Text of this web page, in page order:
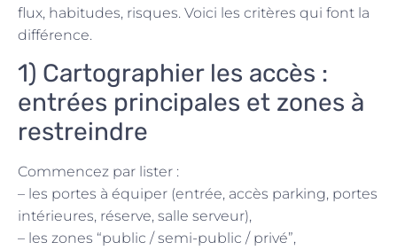
flux, habitudes, risques. Voici les critères qui font la
différence.
1) Cartographier les accès :
entrées principales et zones à
restreindre
Commencez par lister :
– les portes à équiper (entrée, accès parking, portes
intérieures, réserve, salle serveur),
– les zones “public / semi-public / privé”,